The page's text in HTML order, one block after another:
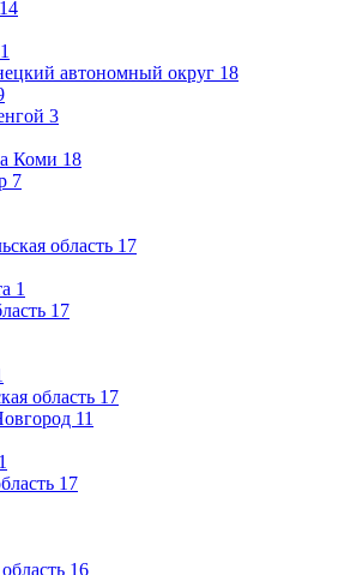
14
1
автономный округ 18
3
Коми 18
7
область 17
1
17
область 17
11
1
17
16